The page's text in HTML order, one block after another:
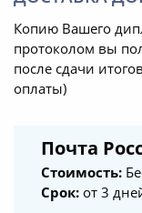
Копию Вашего
протоколом вы
после сдачи
оплаты)
Почта
Стоимость:
Срок: от 3